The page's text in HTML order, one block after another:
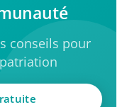
conseils pour